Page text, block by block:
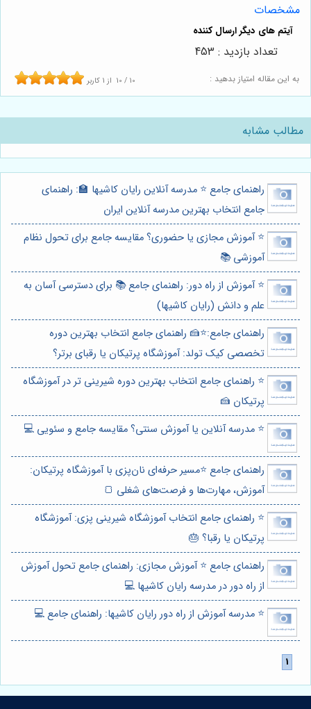
مشخصات
به این مقاله امتیاز بدهید : 10 / 10 از 1 کاربر
تعداد بازدید : 453
مطالب مشابه
راهنمای جامع ⭐️ مدرسه آنلاین رایان کاشیها 🏫: راهنمای
جامع انتخاب بهترین مدرسه آنلاین ایران
⭐️ آموزش مجازی یا حضوری؟ مقایسه جامع برای تحول نظام
آموزشی 📚
⭐️ آموزش از راه دور: راهنمای جامع 📚 برای دسترسی آسان به
علم و دانش (رایان کاشیها)
راهنمای جامع:⭐️🍰 راهنمای جامع انتخاب بهترین دوره
تخصصی کیک تولد: آموزشگاه پرتیکان یا رقبای برتر؟
⭐️ راهنمای جامع انتخاب بهترین دوره شیرینی تر در آموزشگاه
پرتیکان 🍰
⭐️ مدرسه آنلاین یا آموزش سنتی؟ مقایسه جامع و سئویی 💻
راهنمای جامع ⭐️مسیر حرفه‌ای نان‌پزی با آموزشگاه پرتیکان:
آموزش، مهارت‌ها و فرصت‌های شغلی 🍞
⭐️ راهنمای جامع انتخاب آموزشگاه شیرینی پزی: آموزشگاه
پرتیکان یا رقبا؟ 🎂
راهنمای جامع ⭐️ آموزش مجازی: راهنمای جامع تحول آموزش
از راه دور در مدرسه رایان کاشیها 💻
⭐️ مدرسه آموزش از راه دور رایان کاشیها: راهنمای جامع 💻